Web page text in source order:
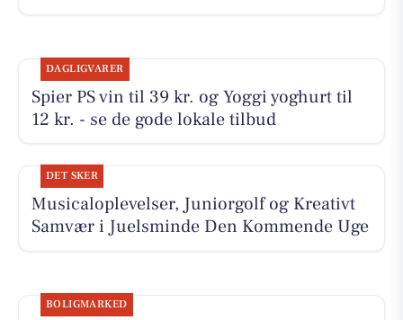
DAGLIGVARER
Spier PS vin til 39 kr. og Yoggi yoghurt til
12 kr. - se de gode lokale tilbud
DET SKER
Musicaloplevelser, Juniorgolf og Kreativt
Samvær i Juelsminde Den Kommende Uge
BOLIGMARKED